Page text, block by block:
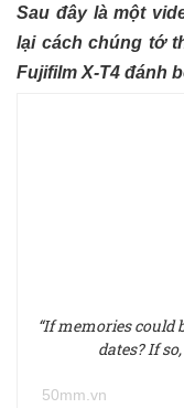
Sau đây là một
lại cách chúng tớ
Fujifilm X-T4 đánh
“If memories could
dates? If
50mm.vn